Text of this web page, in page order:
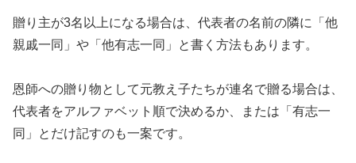
贈り主が3名以上になる場合は、代表者の名前の隣に「他
親戚一同」や「他有志一同」と書く方法もあります。
恩師への贈り物として元教え子たちが連名で贈る場合は、
代表者をアルファベット順で決めるか、または「有志一
同」とだけ記すのも一案です。